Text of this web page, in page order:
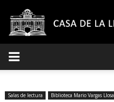
Salas de lectura Biblioteca Mario Vargas Llosa